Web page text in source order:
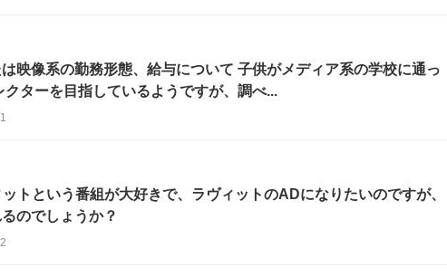
映像系の勤務形態、給与について 子供がメディア系の学校に通っ
クターを目指しているようですが、調べ...
1
トという番組が大好きで、ラヴィットのADになりたいのですが、
のでしょうか？
2